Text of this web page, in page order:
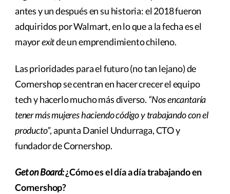
antes y un después en su historia: el 2018 fueron
adquiridos por Walmart, en lo que a la fecha es el
mayorexitde un emprendimiento chileno.
Las prioridades para el futuro (no tan lejano) de
Cornershop se centran en hacer crecer el equipo
tech y hacerlo mucho más diverso. “Nos encantaría
tener más mujeres haciendo código y trabajando con el
producto”, apunta Daniel Undurraga, CTO y
fundador de Cornershop.
Get on Board:¿Cómo es el día a día trabajando en
Cornershop?